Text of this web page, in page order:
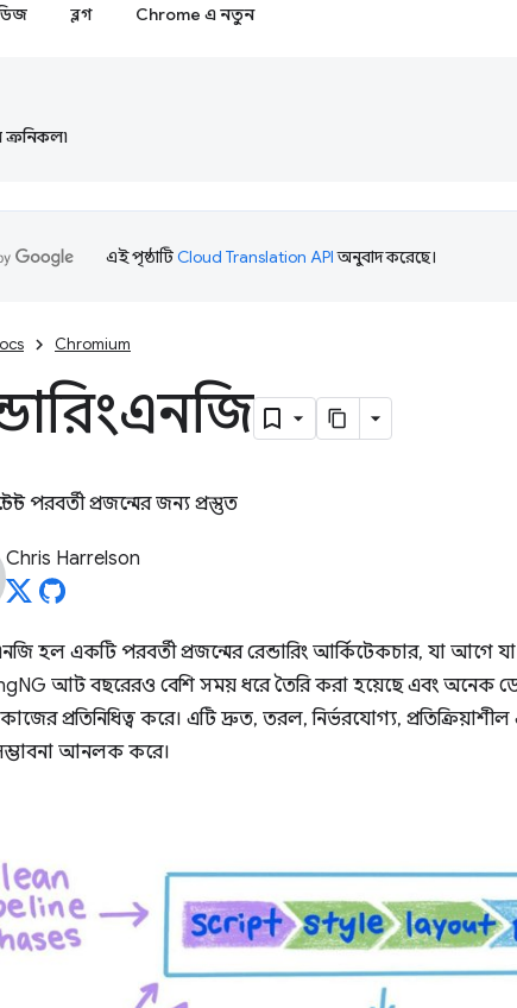
ব্লগ Chrome এ নতুন
ক্রনিকল৷
এই পৃষ্ঠাটিCloud Translation APIঅনুবাদ করেছে।
Chromium
পরবর্তী প্রজন্মের জন্য প্রস্তুত
Chris Harrelson
হল একটি পরবর্তী প্রজন্মের রেন্ডারিং আর্কিটেকচার, যা আগে
আট বছরেরও বেশি সময় ধরে তৈরি করা হয়েছে এবং অনেক
প্রতিনিধিত্ব করে। এটি দ্রুত, তরল, নির্ভরযোগ্য,
আনলক করে।